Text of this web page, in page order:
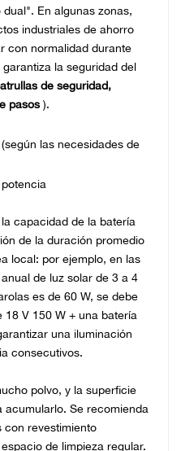
En algunas zonas,
industriales de ahorro
con normalidad durante
la seguridad del
de seguridad,
pasos ).
las necesidades de
capacidad de la batería
de la duración promedio
local: por ejemplo, en las
de luz solar de 3 a 4
es de 60 W, se debe
V 150 W + una batería
una iluminación
consecutivos.
polvo, y la superficie
acumularlo. Se recomienda
con revestimiento
de limpieza regular.